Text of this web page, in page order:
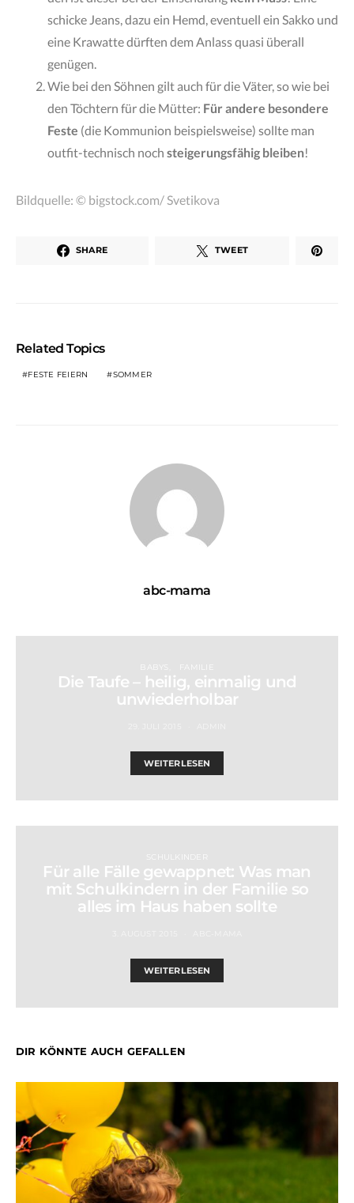
schicke Jeans, dazu ein Hemd, eventuell ein Sakko und
eine Krawatte dürften dem Anlass quasi überall
genügen.
Wie bei den Söhnen gilt auch für die Väter, so wie bei
den Töchtern für die Mütter: Für andere besondere
Feste (die Kommunion beispielsweise) sollte man
outfit-technisch noch steigerungsfähig bleiben!
Bildquelle: © bigstock.com/ Svetikova
SHARE TWEET
Related Topics
FESTE FEIERN SOMMER
abc-mama
BABYS FAMILIE
Die Taufe – heilig, einmalig und
unwiederholbar
WEITERLESEN
SCHULKINDER
Für alle Fälle gewappnet: Was man
mit Schulkindern in der Familie so
alles im Haus haben sollte
WEITERLESEN
DIR KÖNNTE AUCH GEFALLEN